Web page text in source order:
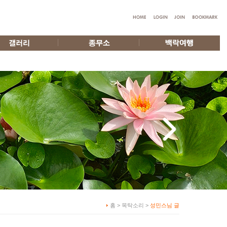
홈 > 목탁소리 > 성민스님 글